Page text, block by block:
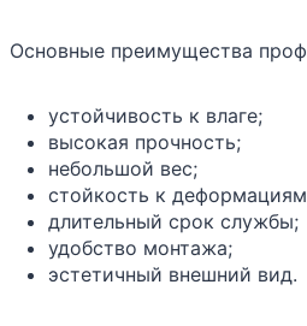
Основные преимущества
устойчивость к влаге;
высокая прочность;
небольшой вес;
стойкость к
длительный срок службы;
удобство монтажа;
эстетичный внешний вид.